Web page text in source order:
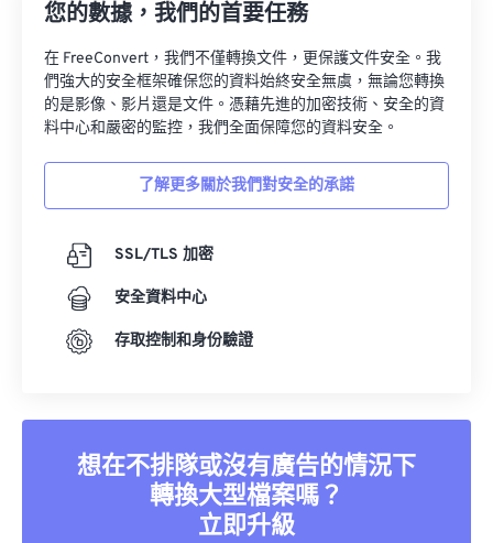
您的數據，我們的首要任務
在 FreeConvert，我們不僅轉換文件，更保護文件安全。我
們強大的安全框架確保您的資料始終安全無虞，無論您轉換
的是影像、影片還是文件。憑藉先進的加密技術、安全的資
料中心和嚴密的監控，我們全面保障您的資料安全。
了解更多關於我們對安全的承諾
SSL/TLS 加密
安全資料中心
存取控制和身份驗證
想在不排隊或沒有廣告的情況下
轉換大型檔案嗎？
立即升級